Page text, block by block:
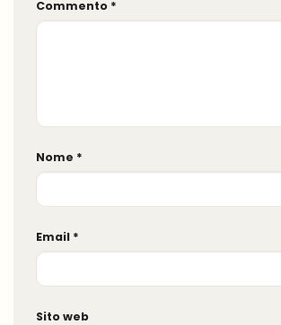
Commento *
Nome *
Email *
Sito web